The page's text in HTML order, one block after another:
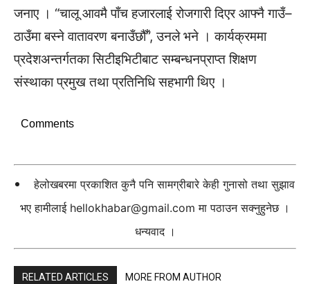
जनाए । “चालू आवमै पाँच हजारलाई रोजगारी दिएर आफ्नै गाउँ–
ठाउँमा बस्ने वातावरण बनाउँछौँ”, उनले भने । कार्यक्रममा
प्रदेशअन्तर्गतका सिटीइभिटीबाट सम्बन्धनप्राप्त शिक्षण
संस्थाका प्रमुख तथा प्रतिनिधि सहभागी थिए ।
Comments
हेलोखबरमा प्रकाशित कुनै पनि सामग्रीबारे केही गुनासो तथा सुझाव
भए हामीलाई hellokhabar@gmail.com मा पठाउन सक्नुहुनेछ ।
धन्यवाद ।
RELATED ARTICLES MORE FROM AUTHOR